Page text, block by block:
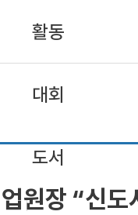
활동
대회
도서
원장 “신도